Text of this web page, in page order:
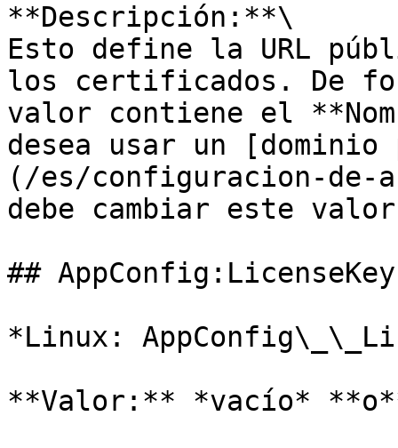
**Descripción:**\
Esto define la URL
los certificados. De
valor contiene el
desea usar un [dominio
(/es/configuracion-de-
debe cambiar este
## AppConfig:LicenseKey
*Linux:
**Valor:** *vacío*